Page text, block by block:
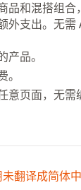
品和混搭组
外支出。无
品。
页面，无需
翻译成简体